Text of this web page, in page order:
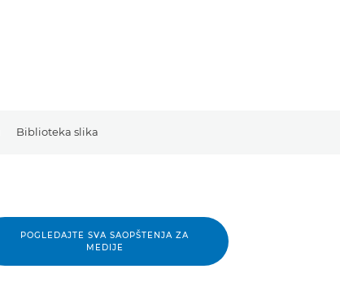
Biblioteka slika
POGLEDAJTE SVA SAOPŠTENJA ZA
MEDIJE